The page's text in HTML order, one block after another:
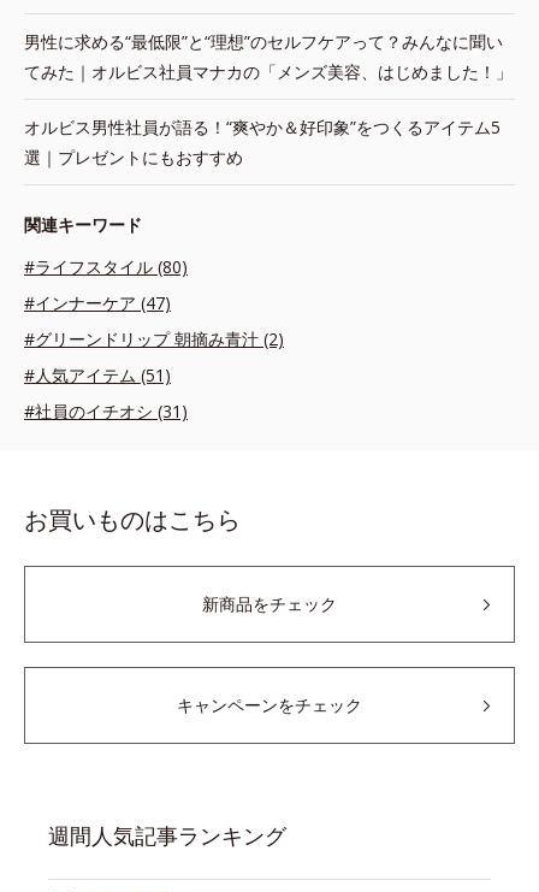
男性に求める“最低限”と“理想”のセルフケアって？みんなに聞い
てみた｜オルビス社員マナカの「メンズ美容、はじめました！」
オルビス男性社員が語る！“爽やか＆好印象”をつくるアイテム5
選｜プレゼントにもおすすめ
関連キーワード
#ライフスタイル (80)
#インナーケア (47)
#グリーンドリップ 朝摘み青汁 (2)
#人気アイテム (51)
#社員のイチオシ (31)
お買いものはこちら
新商品をチェック
キャンペーンをチェック
週間人気記事ランキング